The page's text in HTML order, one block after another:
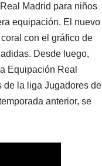
Madrid para niños
equipación. El nuevo
con el gráfico de
Desde luego,
Equipación Real
la liga Jugadores del
anterior, se